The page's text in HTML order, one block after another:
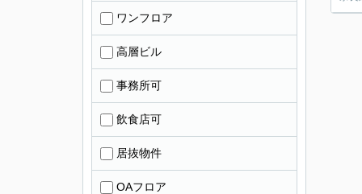
ワンフロア
高層ビル
事務所可
飲食店可
居抜物件
OAフロア